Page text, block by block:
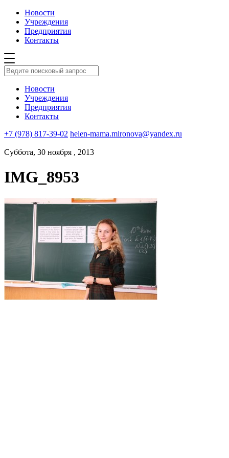
Новости
Учреждения
Предприятия
Контакты
Новости
Учреждения
Предприятия
Контакты
+7 (978) 817-39-02 helen-mama.mironova@yandex.ru
Суббота, 30 ноября , 2013
IMG_8953